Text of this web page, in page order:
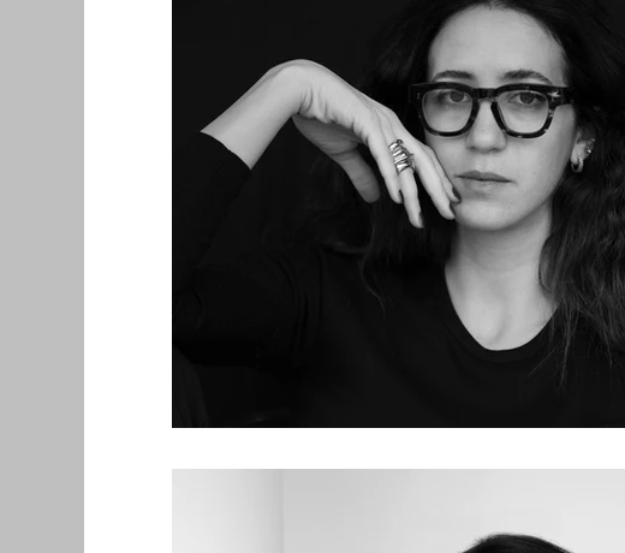
Migrazione e Rifugiati Sport Solidarietà
Festività Eventi
Conflitti e Pace